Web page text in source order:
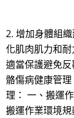
2. 增加身體組
化肌肉肌力和
適當保護避免
骼傷病健康管
理： 一、搬運
搬運作業環境規